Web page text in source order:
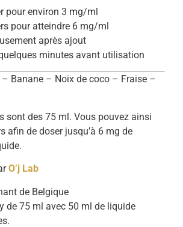
pour environ 3 mg/ml
pour atteindre 6 mg/ml
après ajout
minutes avant utilisation
Banane – Noix de coco – Fraise –
sont des 75 ml. Vous pouvez ainsi
afin de doser jusqu’à 6 mg de
O’j Lab
de Belgique
de 75 ml avec 50 ml de liquide